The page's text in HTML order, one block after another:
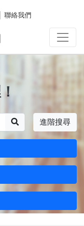
聯絡我們
進階搜尋